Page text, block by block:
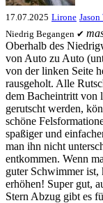
17.07.2025 Lirone
Niedrig Begangen ✔
Oberhalb des
von Auto zu Auto
von der linken Seite
rausgeholt. Alle
dem Bacheintritt von
gerutscht werden,
schöne
spaßiger und
man ihn nicht
entkommen. Wenn
guter Schwimmer ist,
erhöhen! Super gut,
Stern Abzug gibt es